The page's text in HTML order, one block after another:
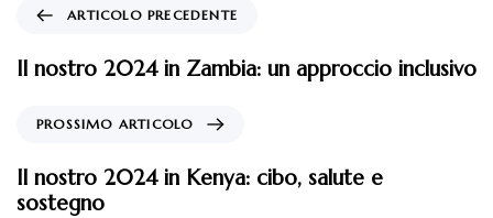
ARTICOLO PRECEDENTE
Il nostro 2024 in Zambia: un approccio inclusivo
PROSSIMO ARTICOLO
Il nostro 2024 in Kenya: cibo, salute e
sostegno